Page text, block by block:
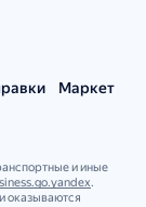
Маркет
и иные
.
оказываются